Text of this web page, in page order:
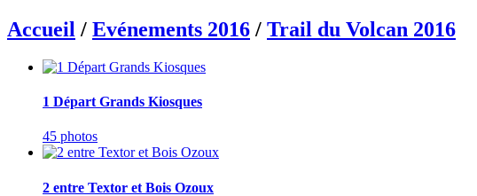
Accueil / Evénements 2016 / Trail du Volcan 2016
1 Départ Grands Kiosques
45 photos
2 entre Textor et Bois Ozoux